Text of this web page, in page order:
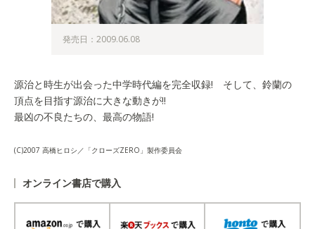
発売日：2009.06.08
源治と時生が出会った中学時代編を完全収録! そして、鈴蘭の
頂点を目指す源治に大きな動きが!!
最凶の不良たちの、最高の物語!
(C)2007 高橋ヒロシ／「クローズZERO」製作委員会
オンライン書店で購入